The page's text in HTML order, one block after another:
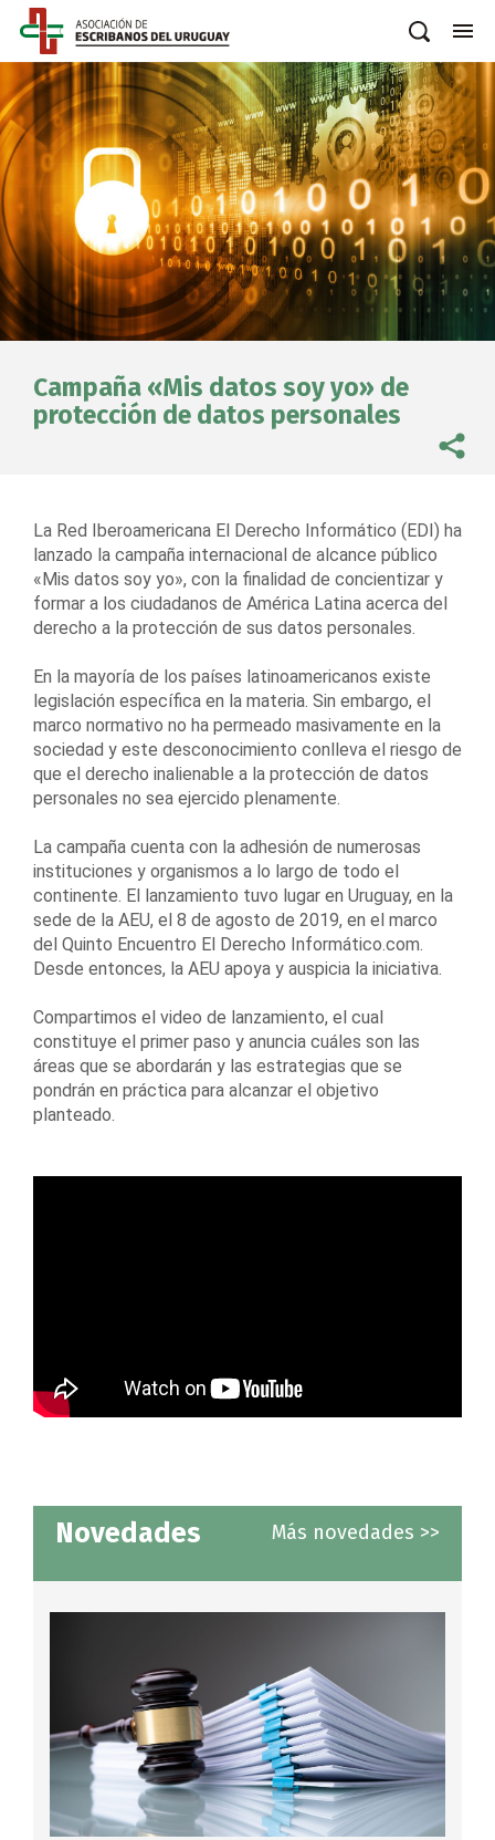
Campaña «Mis datos soy yo» de
protección de datos personales
La Red Iberoamericana El Derecho Informático (EDI) ha
lanzado la campaña internacional de alcance público
«Mis datos soy yo», con la finalidad de concientizar y
formar a los ciudadanos de América Latina acerca del
derecho a la protección de sus datos personales.
En la mayoría de los países latinoamericanos existe
legislación específica en la materia. Sin embargo, el
marco normativo no ha permeado masivamente en la
sociedad y este desconocimiento conlleva el riesgo de
que el derecho inalienable a la protección de datos
personales no sea ejercido plenamente.
La campaña cuenta con la adhesión de numerosas
instituciones y organismos a lo largo de todo el
continente. El lanzamiento tuvo lugar en Uruguay, en la
sede de la AEU, el 8 de agosto de 2019, en el marco
del Quinto Encuentro El Derecho Informático.com.
Desde entonces, la AEU apoya y auspicia la iniciativa.
Compartimos el video de lanzamiento, el cual
constituye el primer paso y anuncia cuáles son las
áreas que se abordarán y las estrategias que se
pondrán en práctica para alcanzar el objetivo
planteado.
Novedades Más novedades >>